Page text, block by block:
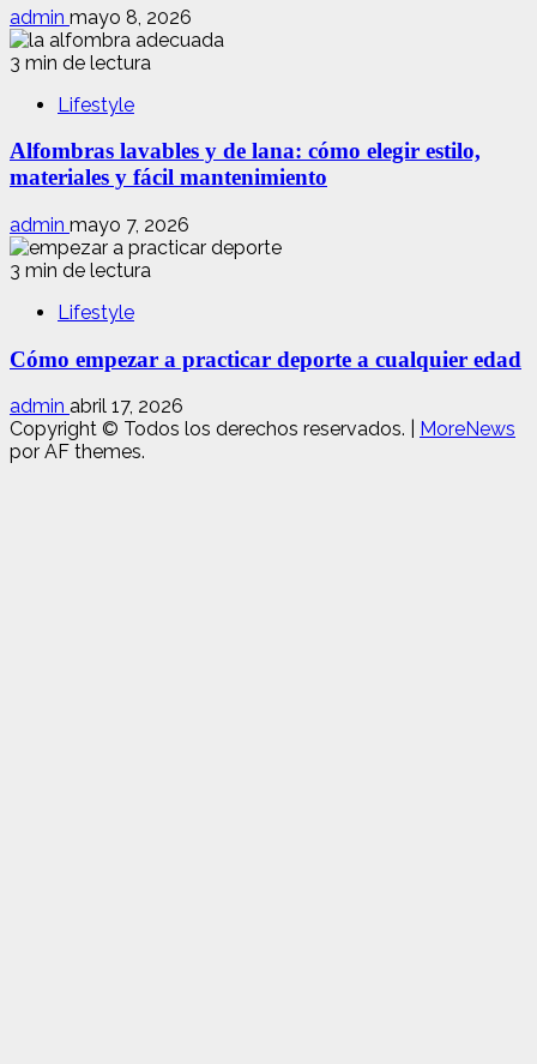
admin mayo 8, 2026
3 min de lectura
Lifestyle
Alfombras lavables y de lana: cómo elegir estilo,
materiales y fácil mantenimiento
admin mayo 7, 2026
3 min de lectura
Lifestyle
Cómo empezar a practicar deporte a cualquier edad
admin abril 17, 2026
Copyright © Todos los derechos reservados.
MoreNews
por AF themes.